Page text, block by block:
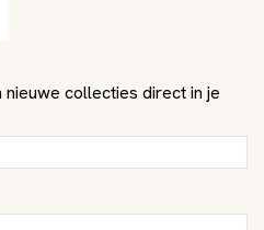
collecties direct in je